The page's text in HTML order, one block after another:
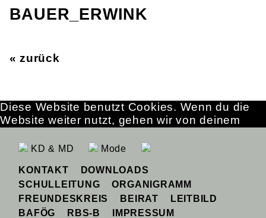
BAUER_ERWINK
« zurück
KD & MD Mode
KONTAKT
DOWNLOADS
SCHULLEITUNG
ORGANIGRAMM
FREUNDESKREIS
BEIRAT
LEITBILD
BAFÖG
RBS-B IMPRESSUM
Diese Website benutzt Cookies. Wenn du die
Website weiter nutzt, gehen wir von deinem